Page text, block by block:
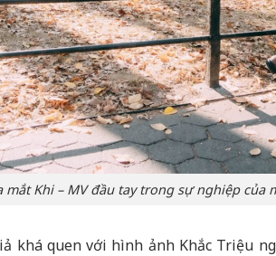
mắt Khi – MV đầu tay trong sự nghiệp của
khá quen với hình ảnh Khắc Triệu